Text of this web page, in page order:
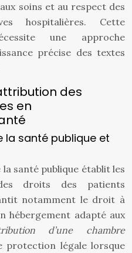
soins et au respect des
hospitalières. Cette
une approche
précise des textes
des
en
la santé publique et
la santé publique établit les
droits des patients
notamment le droit à
hébergement adapté aux
d’une chambre
protection légale lorsque